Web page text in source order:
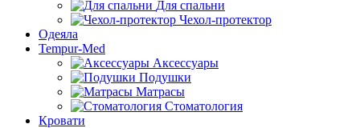
Для спальни
Чехол-протектор
Одеяла
Tempur-Med
Аксессуары
Подушки
Матрасы
Стоматология
Кровати